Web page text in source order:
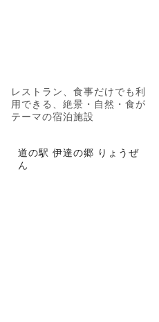
レストラン、食事だけでも利
用できる、絶景・自然・食が
テーマの宿泊施設
道の駅 伊達の郷 りょうぜ
ん